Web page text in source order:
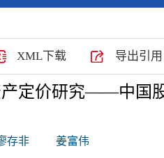
XML下载 导出引用
定价研究——中国
存非 姜富伟